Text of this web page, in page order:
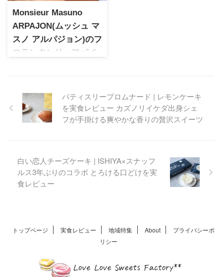
Monsieur Masuno
ARPAJON(ムッシュ マ
スノ アルパジョン)のフ
ロランタンリーフパイ
しいケーキが魅力で女性のみ
ならずお子様にも人気のお
店。食べごたえのあるフロラ
パティスリープロムナード | レモンケーキ
を実食レビュー カズノリイケダ出身シェ
フが手掛ける爽やかな香りの贅沢スイーツ
白い恋人チーズケーキ | ISHIYA×スナッフ
ルス3年ぶりのコラボ とろける口どけを実
食レビュー
トップページ 実食レビュー 地域特集 About
プライバシーポ
リシー